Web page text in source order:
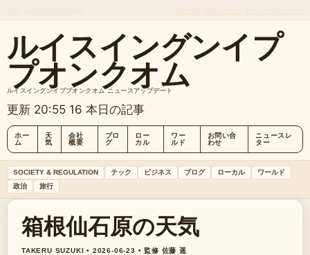
ルイスイングンイプ
プオンクオム
ルイスイングンイププオンクオム ニュースアップデート
更新 20:55 16 本日の記事
ホー
ム
天
気
会社
概要
ブロ
グ
ロー
カル
ワー
ルド
お問い合
わせ
ニュースレ
ター
SOCIETY & REGULATION テック ビジネス ブログ ローカル
ワールド
政治
旅行
箱根仙石原の天気
TAKERU SUZUKI • 2026-06-23 • 監修 佐藤 遥